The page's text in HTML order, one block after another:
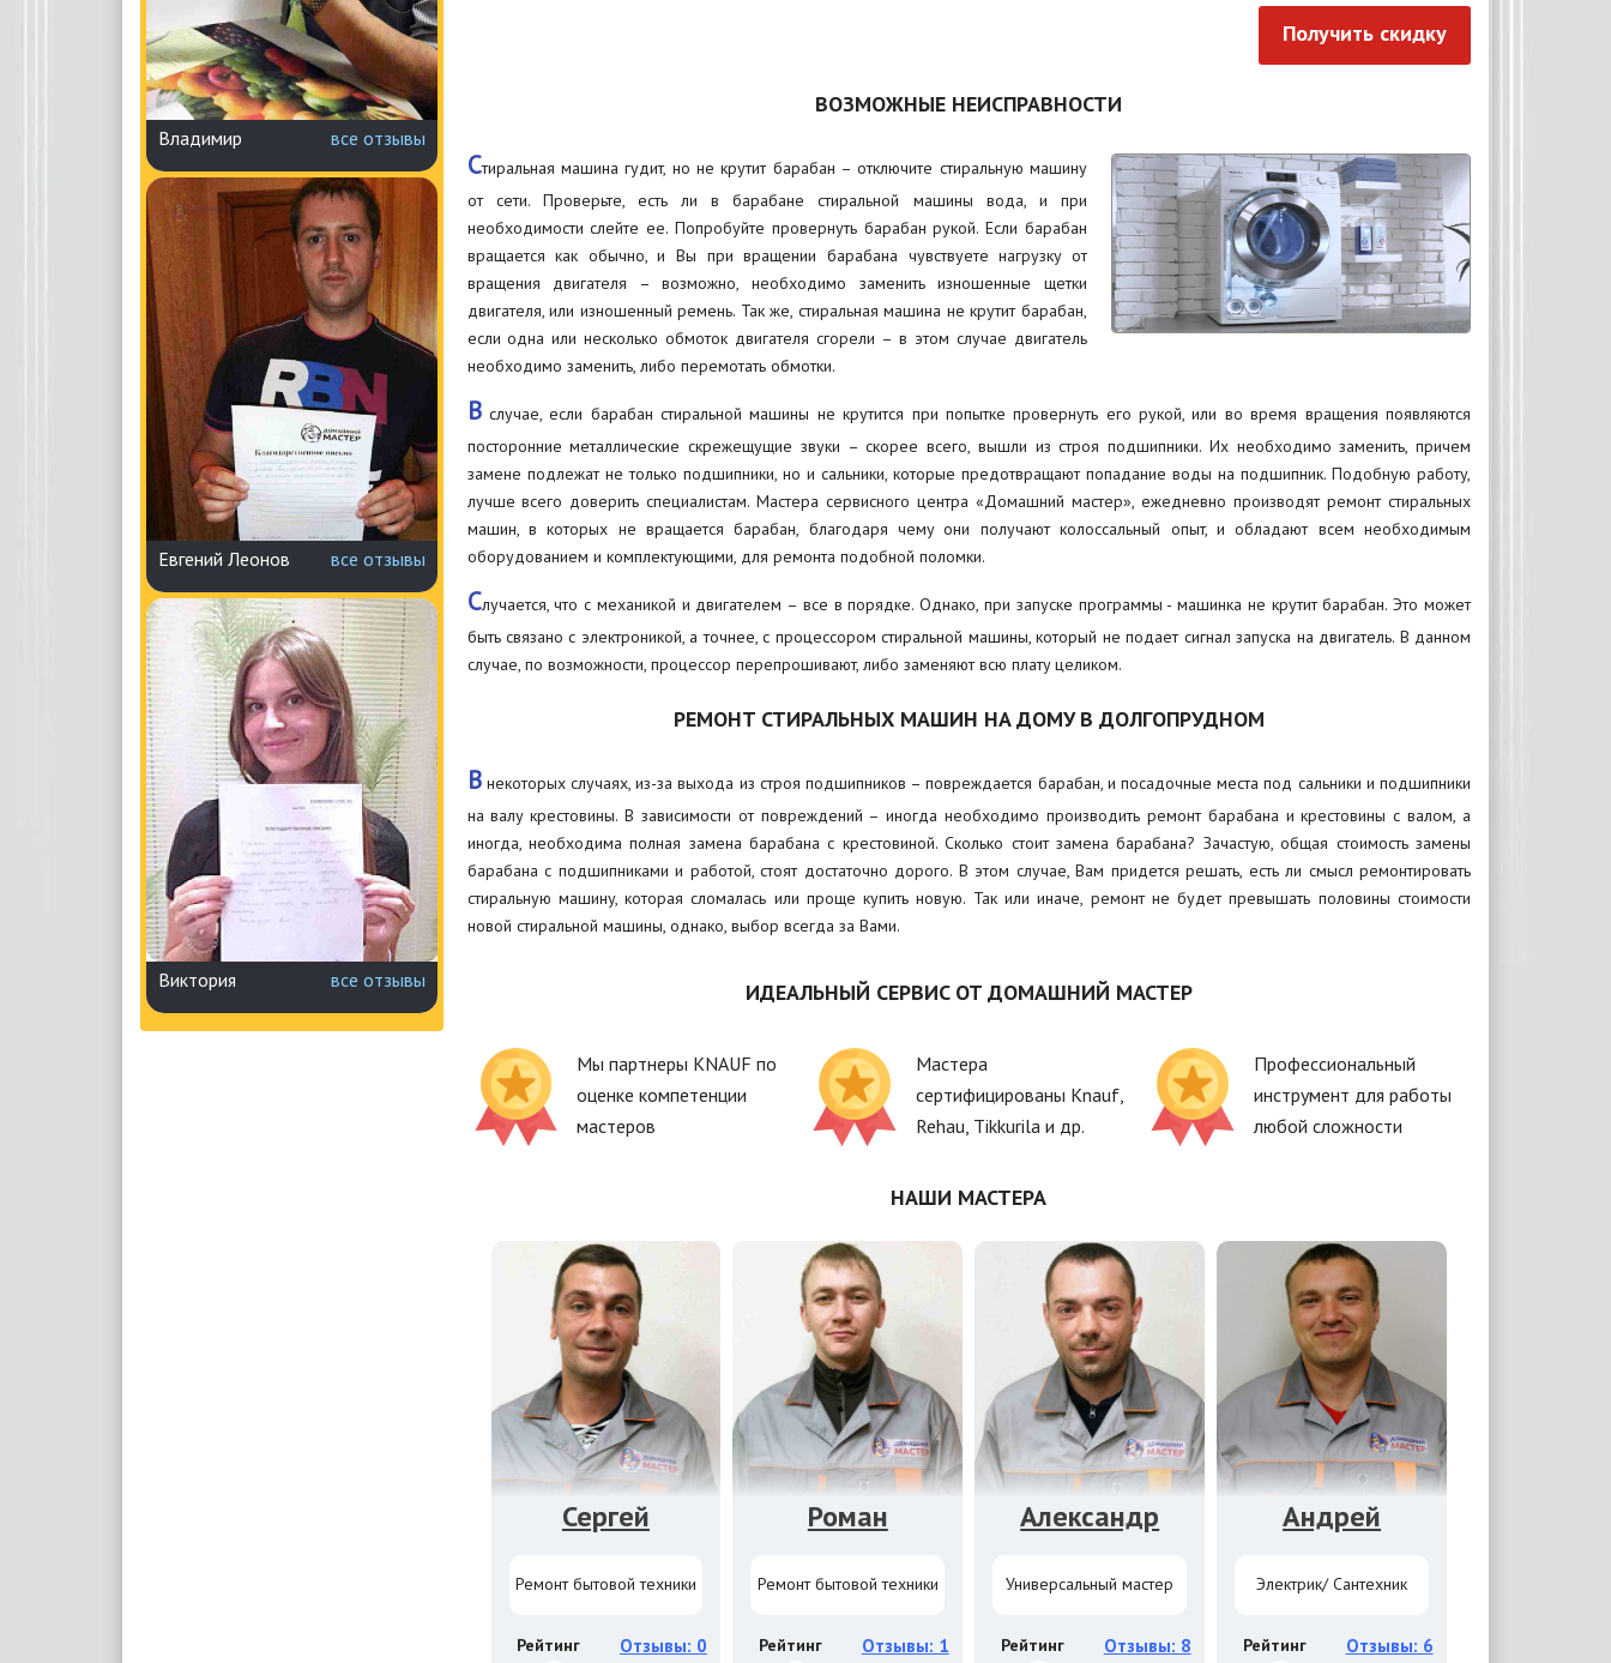
Владимир все отзывы
Евгений Леонов все отзывы
Виктория все отзывы
Получить скидку
ВОЗМОЖНЫЕ НЕИСПРАВНОСТИ
Стиральная машина гудит, но не крутит барабан – отключите стиральную машину
от сети. Проверьте, есть ли в барабане стиральной машины вода, и при
необходимости слейте ее. Попробуйте провернуть барабан рукой. Если барабан
вращается как обычно, и Вы при вращении барабана чувствуете нагрузку от
вращения двигателя – возможно, необходимо заменить изношенные щетки
двигателя, или изношенный ремень. Так же, стиральная машина не крутит барабан,
если одна или несколько обмоток двигателя сгорели – в этом случае двигатель
необходимо заменить, либо перемотать обмотки.
Вслучае, если барабан стиральной машины не крутится при попытке провернуть его рукой, или во время вращения появляются
посторонние металлические скрежещущие звуки – скорее всего, вышли из строя подшипники. Их необходимо заменить, причем
замене подлежат не только подшипники, но и сальники, которые предотвращают попадание воды на подшипник. Подобную работу,
лучше всего доверить специалистам. Мастера сервисного центра «Домашний мастер», ежедневно производят ремонт стиральных
машин, в которых не вращается барабан, благодаря чему они получают колоссальный опыт, и обладают всем необходимым
оборудованием и комплектующими, для ремонта подобной поломки.
Случается, что с механикой и двигателем – все в порядке. Однако, при запуске программы - машинка не крутит барабан. Это может
быть связано с электроникой, а точнее, с процессором стиральной машины, который не подает сигнал запуска на двигатель. В данном
случае, по возможности, процессор перепрошивают, либо заменяют всю плату целиком.
РЕМОНТ СТИРАЛЬНЫХ МАШИН НА ДОМУ В ДОЛГОПРУДНОМ
Внекоторых случаях, из-за выхода из строя подшипников – повреждается барабан, и посадочные места под сальники и подшипники
на валу крестовины. В зависимости от повреждений – иногда необходимо производить ремонт барабана и крестовины с валом, а
иногда, необходима полная замена барабана с крестовиной. Сколько стоит замена барабана? Зачастую, общая стоимость замены
барабана с подшипниками и работой, стоят достаточно дорого. В этом случае, Вам придется решать, есть ли смысл ремонтировать
стиральную машину, которая сломалась или проще купить новую. Так или иначе, ремонт не будет превышать половины стоимости
новой стиральной машины, однако, выбор всегда за Вами.
ИДЕАЛЬНЫЙ СЕРВИС ОТ ДОМАШНИЙ МАСТЕР
Мы партнеры KNAUF по
оценке компетенции
мастеров
Мастера
сертифицированы Knauf,
Rehau, Tikkurila и др.
Профессиональный
инструмент для работы
любой сложности
НАШИ МАСТЕРА
Сергей
Ремонт бытовой техники
Рейтинг
Отзывы: 0
Роман
Ремонт бытовой техники
Рейтинг
Отзывы: 1
Александр
Универсальный мастер
Рейтинг
Отзывы: 8
Андрей
Электрик/ Сантехник
Рейтинг
Отзывы: 6